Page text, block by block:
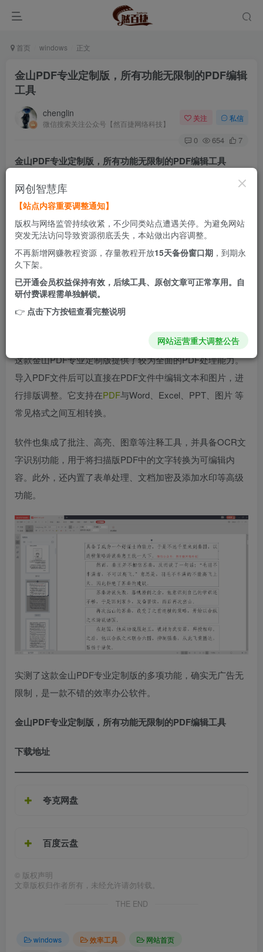
首页 windows 正文
金山PDF专业定制版，所有功能无限制的PDF编辑
工具
chenglin
微信搜索关注公众号【然百捷网络科技】
关注 私信
0 654 7
金山PDF专业定制版，所有功能无限制的PDF编辑工具
据描述：该版本基于企业定制版修改而来，可以免费无限制
地使用软件的所有会员功能，且无需登录。
这款金山PDF专业定制版提供了较为全面的PDF处理能力。
导入PDF文件后可以直接在PDF文件中编辑文本和图片，进
行排版调整。它支持在PDF与Word、Excel、PPT、图片 等
常见格式之间互相转换。
软件也集成了批注、高亮、图章等注释工具，并具备OCR文
字识别功能，用于将扫描版PDF中的文字转换为可编辑内
容。此外，还内置了表单处理、文档加密及添加水印等高级
功能。
实测了这款金山PDF专业定制版的多项功能，确实无广告无
限制，是一款不错的效率办公软件。
金山PDF专业定制版，所有功能无限制的PDF编辑工具
下载地址
夸克网盘
百度云盘
© 版权声明
文章版权归作者所有，未经允许请勿转载。
THE END
windows 效率工具
网站首页
网创智慧库
【站点内容重要调整通知】
版权与网络监管持续收紧，不少同类站点遭遇关停。为避免网站
突发无法访问导致资源彻底丢失，本站做出内容调整。
不再新增网赚教程资源，存量教程开放15天备份窗口期 ，到期永
久下架。
已开通会员权益保持有效，后续工具、原创文章可正常享用。自
研付费课程需单独解锁。
👉 点击下方按钮查看完整说明
网站运营重大调整公告